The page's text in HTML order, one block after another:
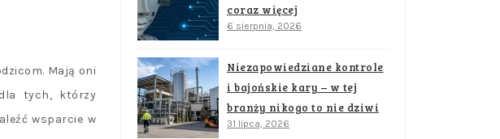
Mają oni
tych, którzy
wsparcie w
coraz więcej
6 sierpnia, 2026
Niezapowiedziane kontrole
i bajońskie kary – w tej
branży nikogo to nie dziwi
31 lipca, 2026